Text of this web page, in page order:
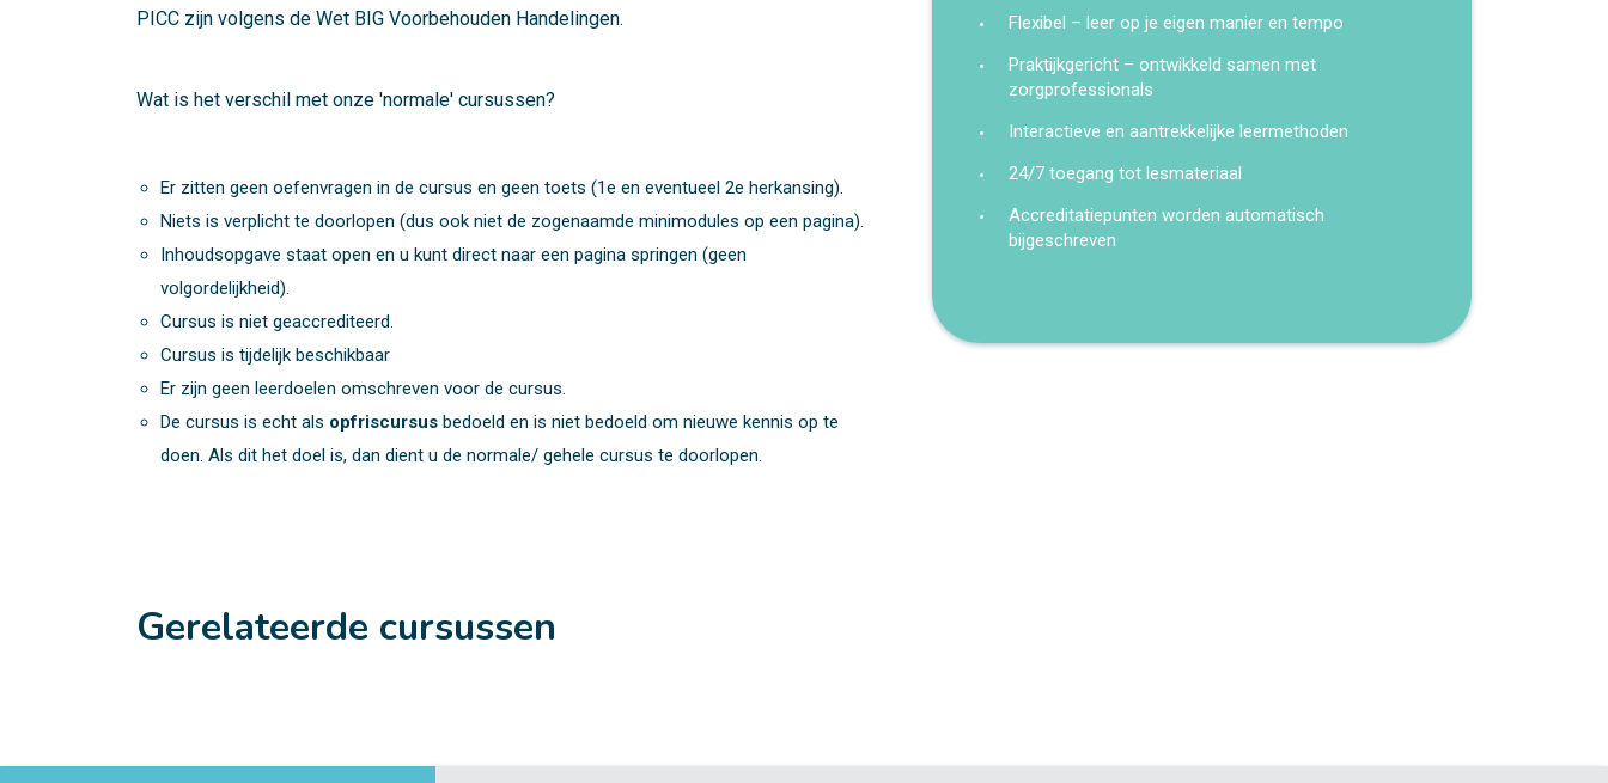
PICC zijn volgens de Wet BIG Voorbehouden Handelingen.
Wat is het verschil met onze 'normale' cursussen?
Er zitten geen oefenvragen in de cursus en geen toets (1e en eventueel 2e herkansing).
Niets is verplicht te doorlopen (dus ook niet de zogenaamde minimodules op een pagina).
Inhoudsopgave staat open en u kunt direct naar een pagina springen (geen
volgordelijkheid).
Cursus is niet geaccrediteerd.
Cursus is tijdelijk beschikbaar
Er zijn geen leerdoelen omschreven voor de cursus.
De cursus is echt als opfriscursus bedoeld en is niet bedoeld om nieuwe kennis op te
doen. Als dit het doel is, dan dient u de normale/ gehele cursus te doorlopen.
Flexibel – leer op je eigen manier en tempo
Praktijkgericht – ontwikkeld samen met
zorgprofessionals
Interactieve en aantrekkelijke leermethoden
24/7 toegang tot lesmateriaal
Accreditatiepunten worden automatisch
bijgeschreven
Gerelateerde cursussen